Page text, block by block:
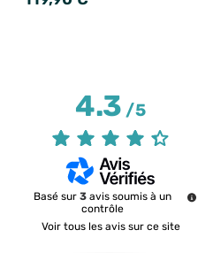
4.3/5
Basé sur 3 avis soumis à un
contrôle
Voir tous les avis sur ce site